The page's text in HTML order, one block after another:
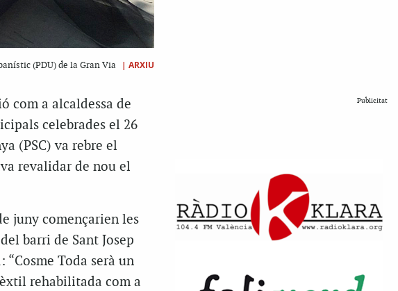
(PDU) de la Gran Via | ARXIU
com a alcaldessa de
celebrades el 26
(PSC) va rebre el
revalidar de nou el
juny començarien les
barri de Sant Josep
Toda serà un
rehabilitada com a
Publicitat